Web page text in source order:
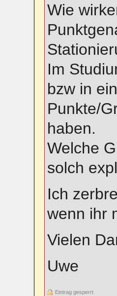
Wie
Im
bzw in
Punkte/
haben.
Welche
solch
Ich
wenn ihr
Vielen
Uwe
Eintrag gesperrt